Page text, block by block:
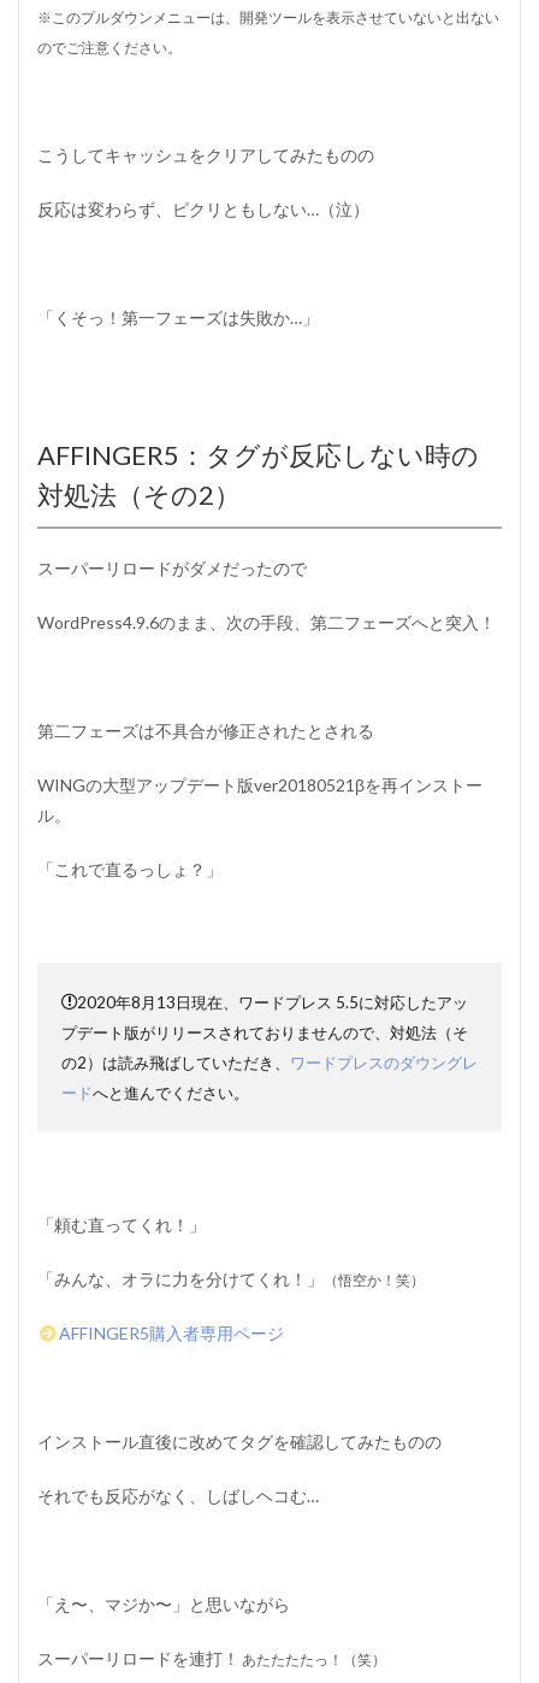
※このプルダウンメニューは、開発ツールを表示させていないと出ない
のでご注意ください。
こうしてキャッシュをクリアしてみたものの
反応は変わらず、ピクリともしない… （泣）
「くそっ！第一フェーズは失敗か…」
AFFINGER5：タグが反応しない時の
対処法（その2）
スーパーリロードがダメだったので
WordPress4.9.6のまま、次の手段、第二フェーズへと突入！
第二フェーズは不具合が修正されたとされる
WINGの大型アップデート版ver20180521βを再インストー
ル。
「これで直るっしょ？」
2020年8月13日現在、ワードプレス 5.5に対応したアッ
プデート版がリリースされておりませんので、対処法（そ
の2）は読み飛ばしていただき、 ワードプレスのダウングレ
ードへと進んでください。
「頼む直ってくれ！」
「みんな、オラに力を分けてくれ！」 （悟空か！笑）
AFFINGER5購入者専用ページ
インストール直後に改めてタグを確認してみたものの
それでも反応がなく、しばしヘコむ…
「え〜、マジか〜」と思いながら
スーパーリロードを連打！ あたたたたっ！（笑）